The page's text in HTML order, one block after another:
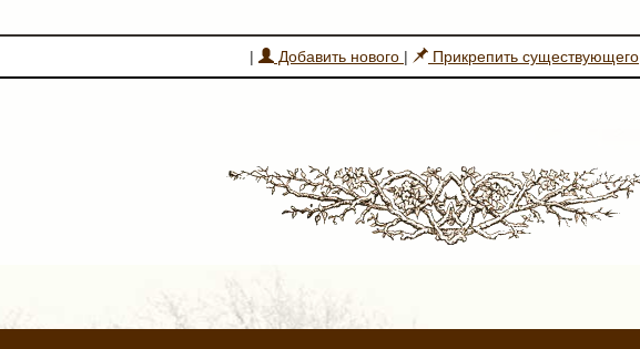
| Добавить нового | Прикрепить существующего